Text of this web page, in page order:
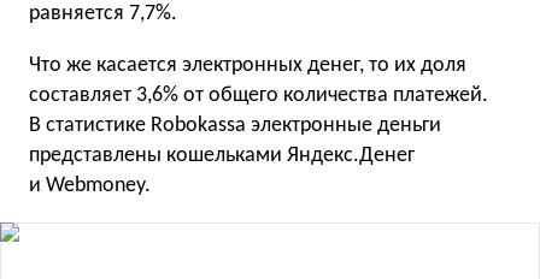
равняется 7,7%.
Что же касается электронных денег, то их доля
составляет 3,6% от общего количества платежей.
В статистике Robokassa электронные деньги
представлены кошельками Яндекс.Денег
и Webmoney.